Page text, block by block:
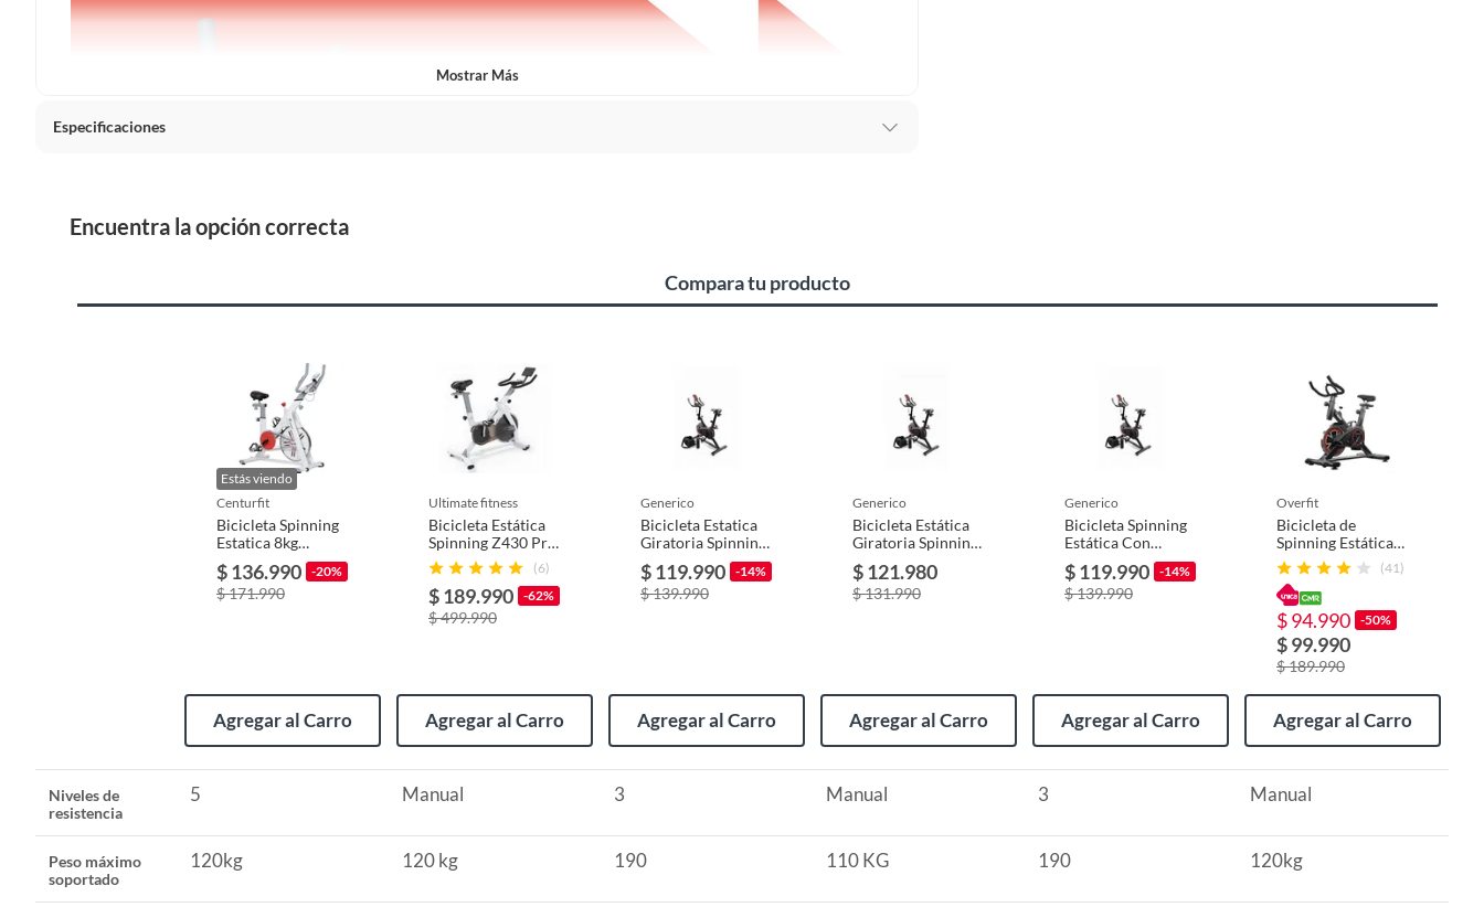
Plantas.
Características Destacadas:
Mostrar Más
Especificaciones
Tipo de resistencia para bicicleta estática Manual
Cantidad de paquetes
Peso máximo soportado 120kg
mkz-spinnmecabla
121cm
Características
Niveles de resistencia
Encuentra la opción correcta
Compara tu producto
Estás viendo
centurfit
Bicicleta Spinning
Estatica 8kg
Ejercicio Cardio
Blanco
$ 136.990 -20%
$ 171.990
Agregar al Carro
ultimate fitness
Bicicleta Estática
Spinning Z430 Pro
2.0 White
(6)
$ 189.990 -62%
$ 499.990
Agregar al Carro
generico
Bicicleta Estatica
Giratoria Spinning
Ejercicio Con
Monitor 8kg
$ 119.990 -14%
$ 139.990
Agregar al Carro
generico
Bicicleta Estática
Giratoria Spinning
Ejercicio Con
Monitor 8kg
$ 121.980
$ 131.990
Agregar al Carro
generico
Bicicleta Spinning
Estática Con
Monitor Yepsport
Color Negro
$ 119.990 -14%
$ 139.990
Agregar al Carro
overfit
Bicicleta de
Spinning Estática
Profesional
Ejercicio
(41)
$ 94.990 -50%
$ 99.990
$ 189.990
Agregar al Carro
Niveles de
resistencia
5 Manual 3 Manual 3 Manual
Peso máximo
soportado
120kg 120 kg 190 110 KG 190 120kg